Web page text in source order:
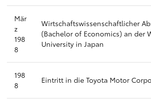
Mär
z
198
8
Wirtschaftswissenschaftlicher
(Bachelor of Economics) an der
University in Japan
198
8
Eintritt in die Toyota Motor